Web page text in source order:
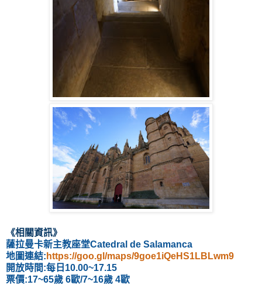
《相關資訊》
薩拉曼卡新主教座堂Catedral de Salamanca
地圖連結: https://goo.gl/maps/9goe1iQeHS1LBLwm9
開放時間:每日10.00~17.15
票價:17~65歲 6歐/7~16歲 4歐